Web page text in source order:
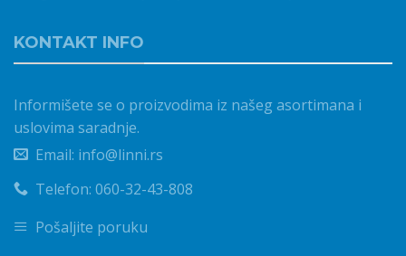
KONTAKT INFO
Informišete se o proizvodima iz našeg asortimana i
uslovima saradnje.
Email: info@linni.rs
Telefon: 060-32-43-808
Pošaljite poruku